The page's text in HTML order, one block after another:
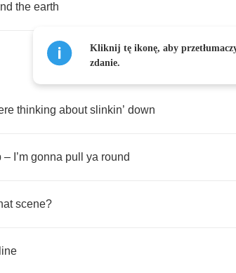
the earth
thinking about slinkin’ down
– ’m gonna pull ya round
scene?
Kliknij tę ikonę, aby
zdanie.